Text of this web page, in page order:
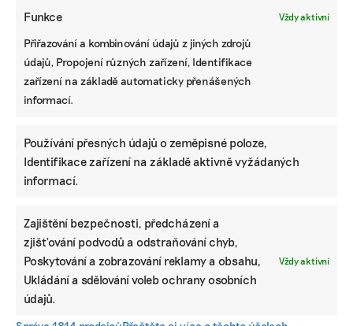
Funkce Vždy aktivní
Přiřazování a kombinování údajů z jiných zdrojů
údajů, Propojení různých zařízení, Identifikace
zařízení na základě automaticky přenášených
informací.
Používání přesných údajů o zeměpisné poloze,
Identifikace zařízení na základě aktivně vyžádaných
informací.
Zajištění bezpečnosti, předcházení a
zjišťování podvodů a odstraňování chyb,
Poskytování a zobrazování reklamy a obsahu,
Ukládání a sdělování voleb ochrany osobních
údajů.
Vždy aktivní
Díky vaší podpoře se můžeme pustit do témat,
Přispějte na vznik obsahu.